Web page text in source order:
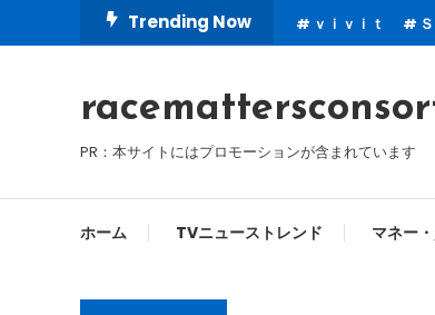
To
Trending Now ｖｉｖｉｔ
PR：本サイトにはプロモーションが含まれています
ホーム TVニューストレンド マネー